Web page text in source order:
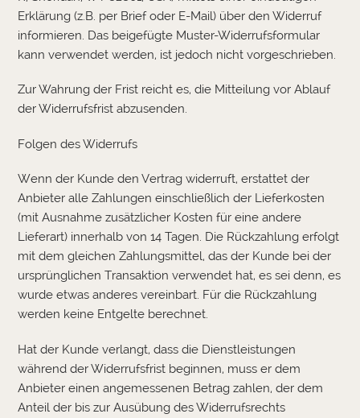
Erklärung (z.B. per Brief oder E-Mail) über den Widerruf
informieren. Das beigefügte Muster-Widerrufsformular
kann verwendet werden, ist jedoch nicht vorgeschrieben.
Zur Wahrung der Frist reicht es, die Mitteilung vor Ablauf
der Widerrufsfrist abzusenden.
Folgen des Widerrufs
Wenn der Kunde den Vertrag widerruft, erstattet der
Anbieter alle Zahlungen einschließlich der Lieferkosten
(mit Ausnahme zusätzlicher Kosten für eine andere
Lieferart) innerhalb von 14 Tagen. Die Rückzahlung erfolgt
mit dem gleichen Zahlungsmittel, das der Kunde bei der
ursprünglichen Transaktion verwendet hat, es sei denn, es
wurde etwas anderes vereinbart. Für die Rückzahlung
werden keine Entgelte berechnet.
Hat der Kunde verlangt, dass die Dienstleistungen
während der Widerrufsfrist beginnen, muss er dem
Anbieter einen angemessenen Betrag zahlen, der dem
Anteil der bis zur Ausübung des Widerrufsrechts